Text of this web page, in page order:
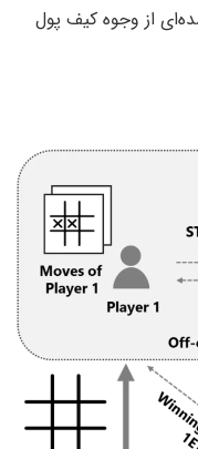
از وجوه کیف پول